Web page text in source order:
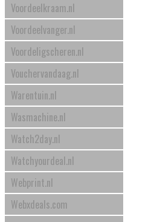
Voordeelkraam.nl
Voordeelvanger.nl
Voordeligscheren.nl
Vouchervandaag.nl
Warentuin.nl
Wasmachine.nl
Watch2day.nl
Watchyourdeal.nl
Webprint.nl
Webxdeals.com